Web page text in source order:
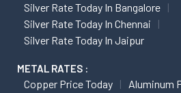
Silver Rate Today In Bangalore
Silver Rate Today In Chennai
Silver Rate Today In Jaipur
METAL RATES :
Copper Price Today
Aluminum